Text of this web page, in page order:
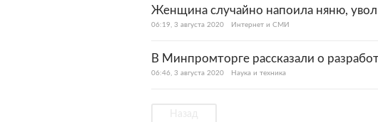
Женщина случайно напоила няню,
06:19, 3 августа 2020 Интернет и СМИ
В Минпромторге рассказали о
06:46, 3 августа 2020 Наука и техника